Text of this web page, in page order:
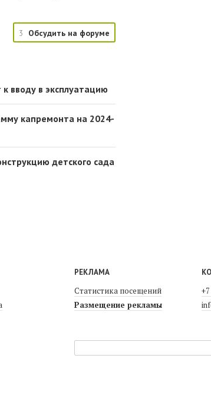
3 Обсудить на форуме
вводу в эксплуатацию
капремонта на 2024-
детского сада
РЕКЛАМА
Статистика посещений
Размещение рекламы